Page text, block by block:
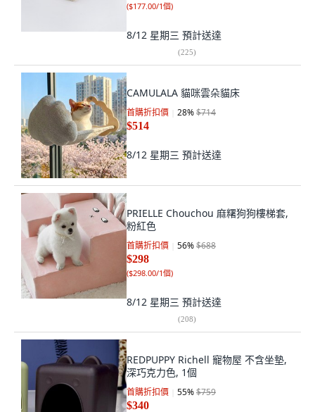
($177.00/1個)
8/12 星期三 預計送達
(225)
CAMULALA 貓咪雲朵貓床
首購折扣價 28%$714
$514
8/12 星期三 預計送達
PRIELLE Chouchou 麻糬狗狗樓梯套,
粉紅色
首購折扣價 56%$688
$298
($298.00/1個)
8/12 星期三 預計送達
(208)
REDPUPPY Richell 寵物屋 不含坐墊,
深巧克力色, 1個
首購折扣價 55%$759
$340